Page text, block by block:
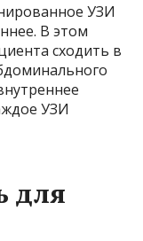
УЗИ
В этом
сходить в
УЗИ
для